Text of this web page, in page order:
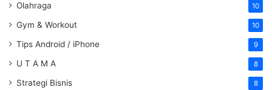
Olahraga 10
Gym & Workout 10
Tips Android / iPhone 9
U T A M A 8
Strategi Bisnis 8